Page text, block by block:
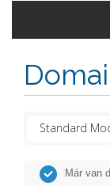
Már van